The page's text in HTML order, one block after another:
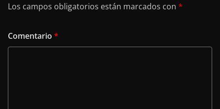
Los campos obligatorios están marcados con *
Comentario *